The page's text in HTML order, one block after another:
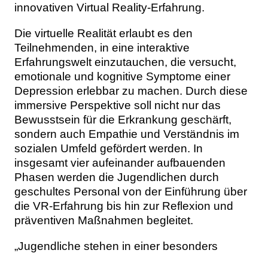
innovativen Virtual Reality-Erfahrung.
Die virtuelle Realität erlaubt es den
Teilnehmenden, in eine interaktive
Erfahrungswelt einzutauchen, die versucht,
emotionale und kognitive Symptome einer
Depression erlebbar zu machen. Durch diese
immersive Perspektive soll nicht nur das
Bewusstsein für die Erkrankung geschärft,
sondern auch Empathie und Verständnis im
sozialen Umfeld gefördert werden. In
insgesamt vier aufeinander aufbauenden
Phasen werden die Jugendlichen durch
geschultes Personal von der Einführung über
die VR-Erfahrung bis hin zur Reflexion und
präventiven Maßnahmen begleitet.
„Jugendliche stehen in einer besonders